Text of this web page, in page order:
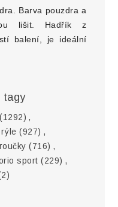
Barva pouzdra a
lišit. Hadřík z
balení, je ideální
tagy
(1292) ,
(927) ,
(716) ,
sport (229) ,